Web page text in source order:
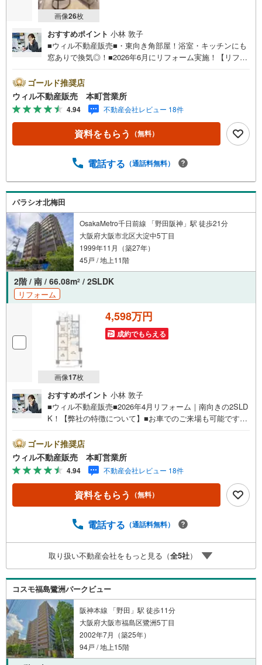
画像26枚
おすすめポイント 小林 敦子
■ウィル不動産販売■・東向き角部屋！浴室・キッチンにも
窓ありで換気◎！■2026年6月にリフォーム実施！【リフォ
面化粧台、トイレ、給湯器、クロス（全面）、フローリン
グ（全面）、建具交換・ダウンライト取り替え・ハウスク
リーニングなど。■駅徒歩5～7分の好アクセス！■生活施設
が徒歩圏に揃う便利な立地！■『食品館アプロ』徒歩2分で
買物便利！■専有面積92.43平米のゆとりある4LDK！■採
光・通風良好！■リビングは開口部が広く明るい空間！■L
はダブルボウル採用！■約16.9帖の広さの横長リビング！
パーキングまでご案内致しますので、担当者にお声がけく
ださい。■キッズスペースもございますので、小さなお子様
がいらっしゃるご家庭もお気軽にご来場ください！【営業
日】定休日はございません。水曜日も営業しております。
ゴールド推奨店
ウィル不動産販売 本町営業所
4.94 不動産会社レビュー 18件
資料をもらう （無料）
電話する （通話料無料）
パラシオ北梅田
OsakaMetro千日前線 「野田阪神」駅 徒歩21分
大阪府大阪市北区大淀中5丁目
1999年11月（築27年）
45戸 / 地上11階
2階 / 南 / 66.08m2 / 2SLDK
リフォーム
画像17枚
4,598万円
成約でもらえる
おすすめポイント 小林 敦子
■ウィル不動産販売■2026年4月リフォーム｜南向きの2SLD
K！【弊社の特徴について】■お車でのご来場も可能です。
のお声がけください。■キッズスペースもございますので、
小さなお子様がいらっしゃるご家庭もお気軽のご来場くだ
さい！＝＝＝＝＝＝＝＝＝＝＝＝＝＝＝＝＝＝＝＝＝＝＝
＝＝＝＝＝＝＝【営業時間 10:00～19:00】（定休日なし）
火曜日・水曜日も営業しております。上記時間はお電話が
繋がりやすくなっております。ぜひお気軽にご連絡下さ
料）」ボタンよりご希望の日時をご記入いただけますとス
＝＝＝＝＝＝＝＝＝＝＝＝＝＝＝＝＝■リフォーム担当、ロ
ーン担当が居ますので、何でも気軽にご相談いただけま
す！■リフォーム担当と一緒に現地見学を行い、その場でリ
フォームのご提案等をさせていただきます！■物件管理シス
テムを使えば、ネットに掲載されていない物件のご紹介も
可能です！
ゴールド推奨店
ウィル不動産販売 本町営業所
4.94 不動産会社レビュー 18件
資料をもらう （無料）
電話する （通話料無料）
取り扱い不動産会社をもっと見る（全5社）
コスモ福島鷺洲パークビュー
阪神本線 「野田」駅 徒歩11分
大阪府大阪市福島区鷺洲5丁目
2002年7月（築25年）
94戸 / 地上15階